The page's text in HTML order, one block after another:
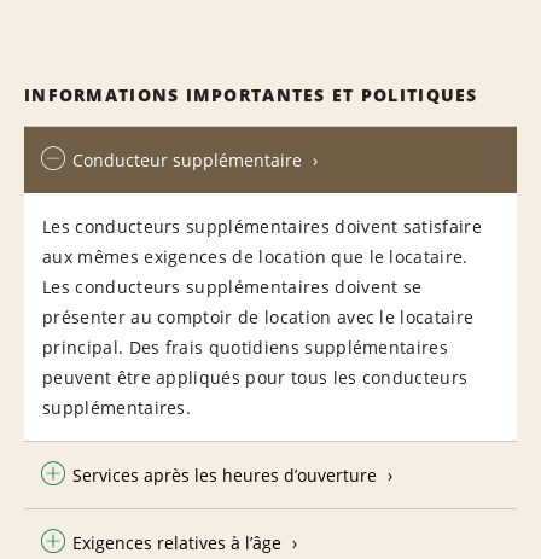
INFORMATIONS IMPORTANTES ET POLITIQUES
Conducteur supplémentaire
Les conducteurs supplémentaires doivent satisfaire
aux mêmes exigences de location que le locataire.
Les conducteurs supplémentaires doivent se
présenter au comptoir de location avec le locataire
principal. Des frais quotidiens supplémentaires
peuvent être appliqués pour tous les conducteurs
supplémentaires.
Services après les heures d’ouverture
Exigences relatives à l’âge